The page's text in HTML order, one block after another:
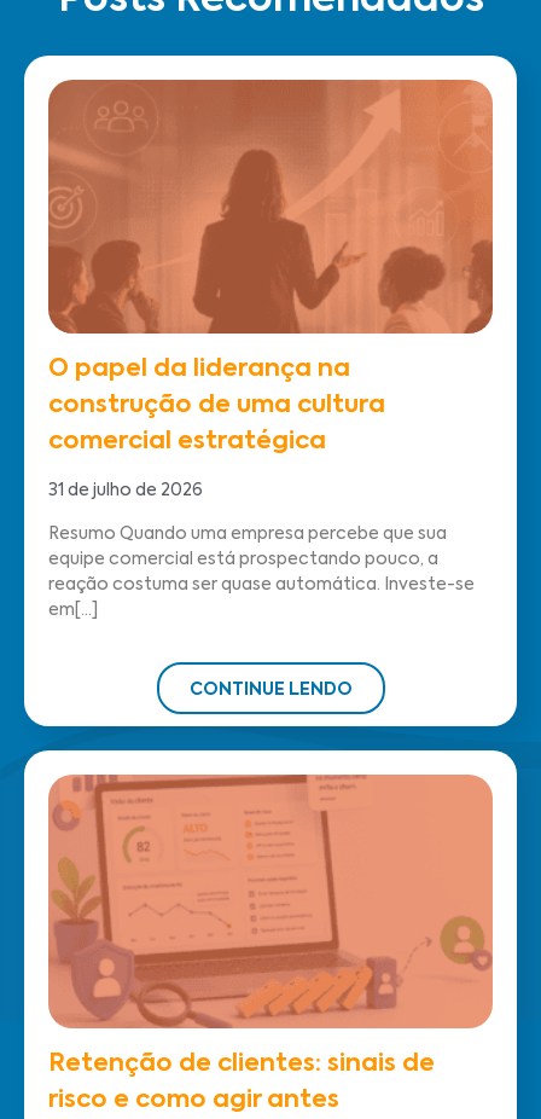
O papel da liderança na
construção de uma cultura
comercial estratégica
31 de julho de 2026
Resumo Quando uma empresa percebe que sua
equipe comercial está prospectando pouco, a
reação costuma ser quase automática. Investe-se
em[...]
CONTINUE LENDO
Retenção de clientes: sinais de
risco e como agir antes